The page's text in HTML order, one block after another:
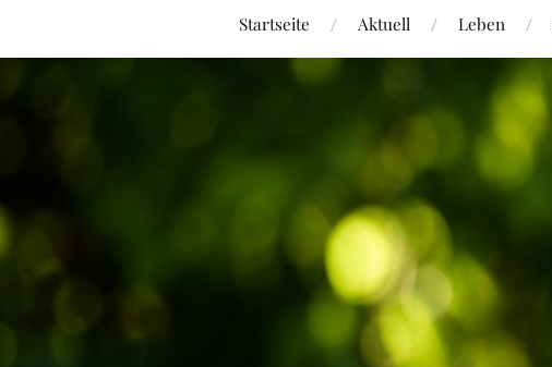
Startseite Aktuell Leben